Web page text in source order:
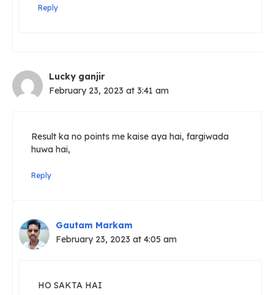
Reply
Lucky ganjir
February 23, 2023 at 3:41 am
Result ka no points me kaise aya hai, fargiwada
huwa hai,
Reply
Gautam Markam
February 23, 2023 at 4:05 am
HO SAKTA HAI